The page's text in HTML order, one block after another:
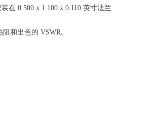
在 0.500 x 1.100 x 0.110 英寸法兰
和出色的 VSWR。